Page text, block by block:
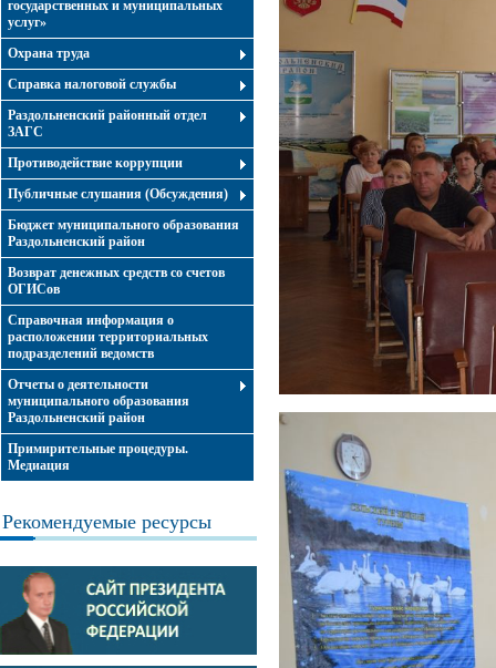
государственных и муниципальных
услуг»
Охрана труда
Справка налоговой службы
Раздольненский районный отдел
ЗАГС
Противодействие коррупции
Публичные слушания (Обсуждения)
Бюджет муниципального образования
Раздольненский район
Возврат денежных средств со счетов
ОГИСов
Справочная информация о
расположении территориальных
подразделений ведомств
Отчеты о деятельности
муниципального образования
Раздольненский район
Примирительные процедуры.
Медиация
Рекомендуемые ресурсы